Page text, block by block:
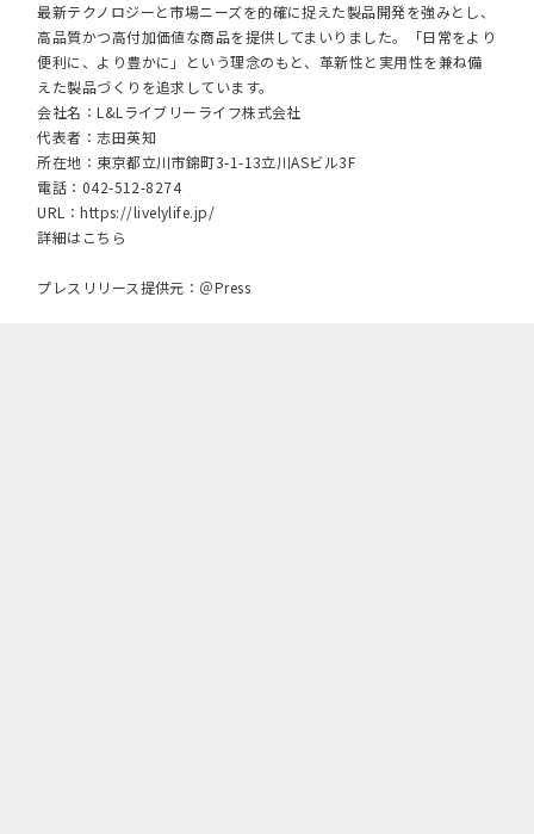
最新テクノロジーと市場ニーズを的確に捉えた製品開発を強みとし、
高品質かつ高付加価値な商品を提供してまいりました。「日常をより
便利に、より豊かに」という理念のもと、革新性と実用性を兼ね備
えた製品づくりを追求しています。
会社名：L&Lライブリーライフ株式会社
代表者：志田英知
所在地：東京都立川市錦町3-1-13立川ASビル3F
電話：042-512-8274
URL：https://livelylife.jp/
詳細はこちら
プレスリリース提供元：＠Press